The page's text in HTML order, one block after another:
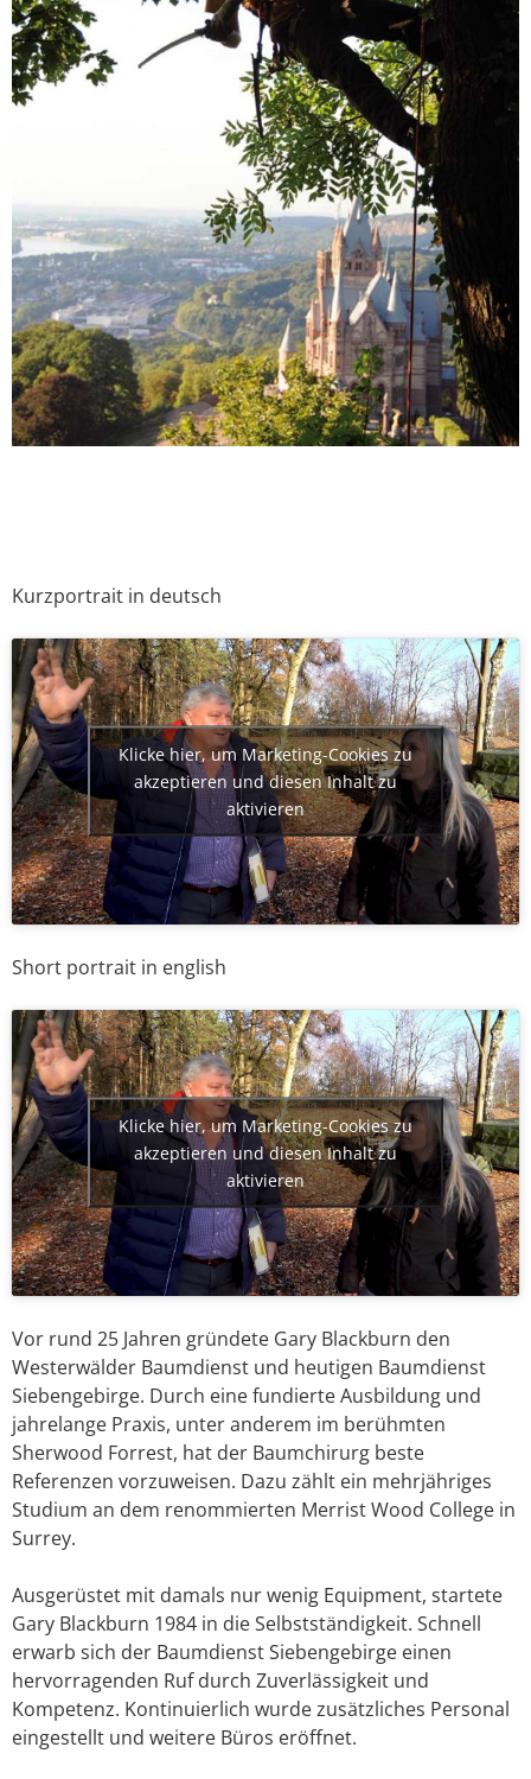
Kurzportrait in deutsch
Klicke hier, um Marketing-Cookies zu
akzeptieren und diesen Inhalt zu
aktivieren
Short portrait in english
Klicke hier, um Marketing-Cookies zu
akzeptieren und diesen Inhalt zu
aktivieren
Vor rund 25 Jahren gründete Gary Blackburn den
Westerwälder Baumdienst und heutigen Baumdienst
Siebengebirge. Durch eine fundierte Ausbildung und
jahrelange Praxis, unter anderem im berühmten
Sherwood Forrest, hat der Baumchirurg beste
Referenzen vorzuweisen. Dazu zählt ein mehrjähriges
Studium an dem renommierten Merrist Wood College in
Surrey.
Ausgerüstet mit damals nur wenig Equipment, startete
Gary Blackburn 1984 in die Selbstständigkeit. Schnell
erwarb sich der Baumdienst Siebengebirge einen
hervorragenden Ruf durch Zuverlässigkeit und
Kompetenz. Kontinuierlich wurde zusätzliches Personal
eingestellt und weitere Büros eröffnet.